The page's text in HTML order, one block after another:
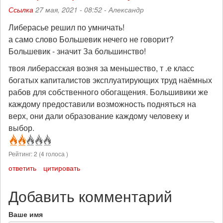
Ссылка 27 мая, 2021 - 08:52 -Александр
Либерасье решил по умничать!
а само слово Большевик нечего не говорит?
Большевик - значит За большинство!
твоя либерасская возня за меньшество, т .е класс
богатых капиталистов эксплуатирующих труд наёмных
рабов для собственного обогащения. Большивики же
каждому предоставили возможность подняться на
верх, они дали образование каждому человеку и
выбор.
Рейтинг:2 (4голоса )
ответить цитировать
Добавить комментарий
Ваше имя